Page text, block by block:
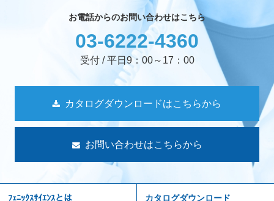
お電話からのお問い合わせはこちら
03-6222-4360
受付 / 平日9：00～17：00
カタログダウンロードはこちらから
お問い合わせはこちらから
ﾌｪﾆｯｸｽｻｲｴﾝｽとは カタログダウンロード